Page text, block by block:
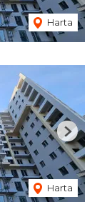
Harta
Harta
Next